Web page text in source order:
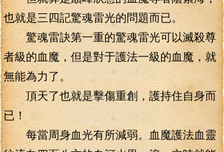
也就是三四記驚魂雷光的問題而已。
驚魂雷訣第一重的驚魂雷光可以滅殺尊
者級的血魔，但是對于護法一級的血魔，就
無能為力了。
頂天了也就是擊傷重創，護持住自身而
已！
每當周身血光有所減弱。血魔護法血靈